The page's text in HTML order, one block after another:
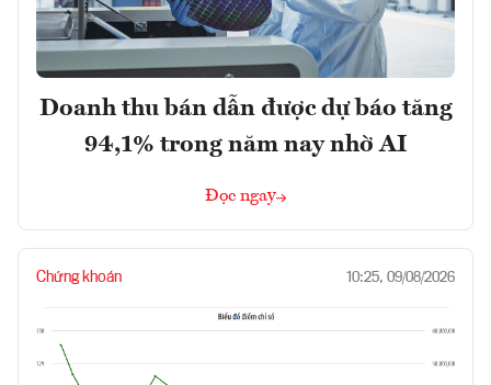
Doanh thu bán dẫn được dự báo tăng
94,1% trong năm nay nhờ AI
Đọc ngay
Chứng khoán 10:25, 09/08/2026